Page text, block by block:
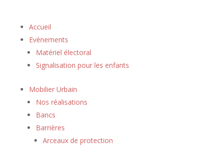
Accueil
Evénements
Matériel électoral
Signalisation pour les enfants
Mobilier Urbain
Nos réalisations
Bancs
Barrières
Arceaux de protection